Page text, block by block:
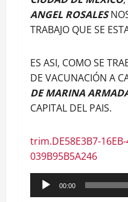
ANGEL ROSALES
TRABAJO QUE SE
ES ASI, COMO SE
DE VACUNACIÓN A
DE MARINA
CAPITAL DEL PAIS.
trim.DE58E3B7-
039B95B5A246
Reproductor
de
00:00